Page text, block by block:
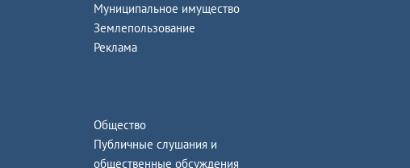
Муниципальное имущество
Землепользование
Реклама
Общество
Публичные слушания и
общественные обсуждения